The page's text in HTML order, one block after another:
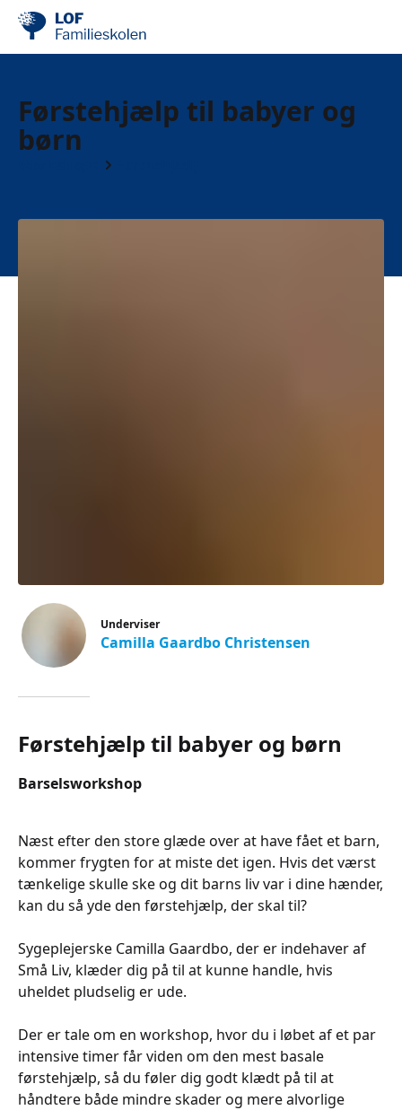
Førstehjælp til babyer og
børn
Underviser
Camilla Gaardbo Christensen
Førstehjælp til babyer og børn
Barselsworkshop
Næst efter den store glæde over at have fået et barn,
kommer frygten for at miste det igen. Hvis det værst
tænkelige skulle ske og dit barns liv var i dine hænder,
kan du så yde den førstehjælp, der skal til?
Sygeplejerske Camilla Gaardbo, der er indehaver af
Små Liv, klæder dig på til at kunne handle, hvis
uheldet pludselig er ude.
Der er tale om en workshop, hvor du i løbet af et par
intensive timer får viden om den mest basale
førstehjælp, så du føler dig godt klædt på til at
håndtere både mindre skader og mere alvorlige